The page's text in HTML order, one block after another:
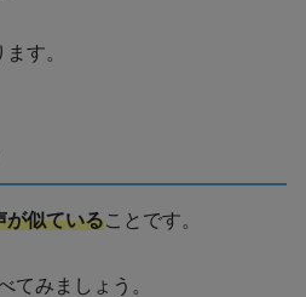
す。
が似ていることです。
てみましょう。